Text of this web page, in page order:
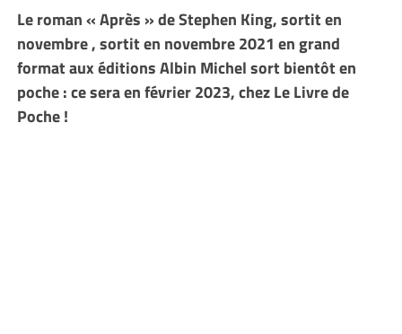
Le roman « Après » de Stephen King, sortit en
novembre , sortit en novembre 2021 en grand
format aux éditions Albin Michel sort bientôt en
poche : ce sera en février 2023, chez Le Livre de
Poche !